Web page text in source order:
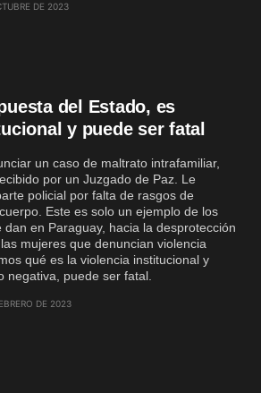
DE 2023
del Estado, es
y puede ser fatal
un caso de maltrato intrafamiliar,
por un Juzgado de Paz. Le
policial por falta de rasgos de
Este es solo un ejemplo de los
dan en Paraguay, hacia la desprotección
mujeres que denuncian violencia
qué es la violencia institucional y
negativa, puede ser fatal.
DE 2023